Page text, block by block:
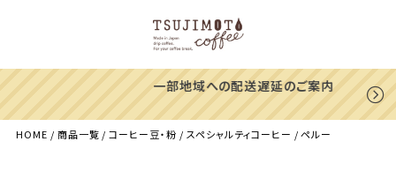
一部地域への配送遅延のご案内
HOME 商品一覧 コーヒー豆・粉 スペシャルティコーヒー ペルー